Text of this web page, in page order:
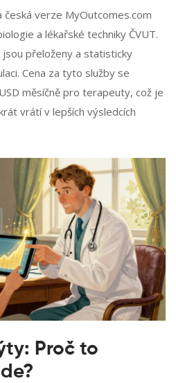
verze MyOutcomes.com
a lékařské techniky ČVUT.
přeloženy a statisticky
Cena za tyto služby se
měsíčně pro terapeuty, což je
vrátí v lepších výsledcích
Proč to